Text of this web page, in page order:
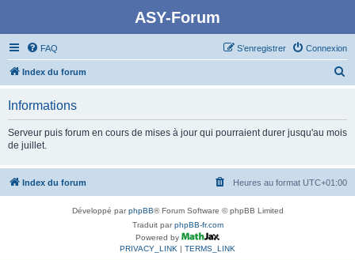
ASY-Forum
FAQ Connexion
S’enregistrer
Index du forum
c
Informations
Serveur puis forum en cours de mises à jour qui pourraient durer jusqu'au mois
de juillet.
Index du forum Heures au format UTC+01:00
Développé parphpBB® Forum Software © phpBB Limited
Traduit parphpBB-fr.com
Powered by
PRIVACY_LINK | TERMS_LINK